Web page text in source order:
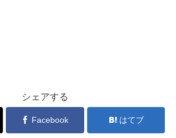
シェアする
Facebook はてブ